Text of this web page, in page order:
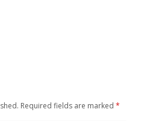
Required fields are marked *